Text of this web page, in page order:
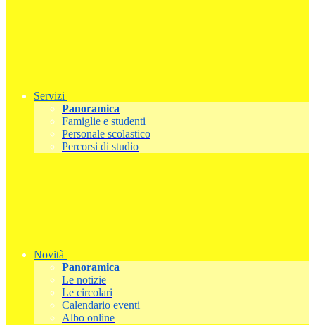
Servizi
Panoramica
Famiglie e studenti
Personale scolastico
Percorsi di studio
Novità
Panoramica
Le notizie
Le circolari
Calendario eventi
Albo online